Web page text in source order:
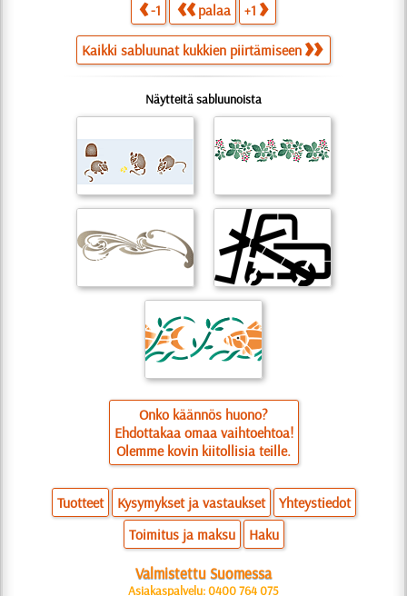
-1 palaa +1
Kaikki sabluunat kukkien piirtämiseen
Näytteitä sabluunoista
Onko käännös huono?
Ehdottakaa omaa vaihtoehtoa!
Olemme kovin kiitollisia teille.
Tuotteet Kysymykset ja vastaukset
Yhteystiedot
Toimitus ja maksu
Haku
Valmistettu Suomessa
Asiakaspalvelu: 0400 764 075